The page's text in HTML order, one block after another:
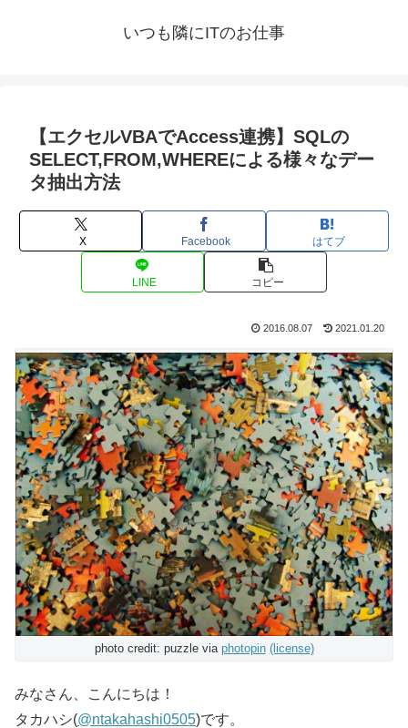
いつも隣にITのお仕事
【エクセルVBAでAccess連携】SQLの
SELECT,FROM,WHEREによる様々なデー
タ抽出方法
X Facebook はてブ
LINE コピー
2016.08.07 2021.01.20
photo credit: puzzle via photopin (license)
みなさん、こんにちは！
タカハシ(@ntakahashi0505)です。